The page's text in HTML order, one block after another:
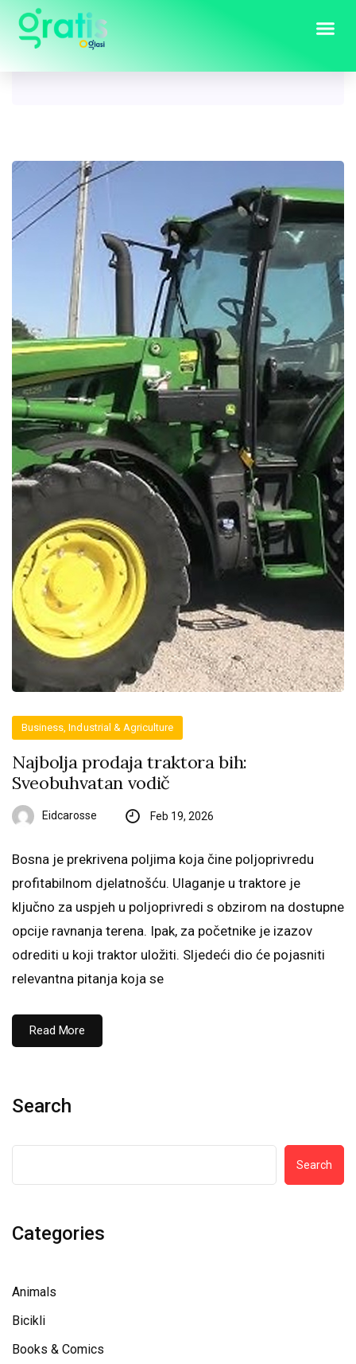
Tag:prodaja traktora bih
Business, Industrial & Agriculture
Najbolja prodaja traktora bih:
Sveobuhvatan vodič
Eidcarosse Feb 19, 2026
Bosna je prekrivena poljima koja čine poljoprivredu
profitabilnom djelatnošću. Ulaganje u traktore je
ključno za uspjeh u poljoprivredi s obzirom na dostupne
opcije ravnanja terena. Ipak, za početnike je izazov
odrediti u koji traktor uložiti. Sljedeći dio će pojasniti
relevantna pitanja koja se
Read More
Search
Search
Categories
Animals
Bicikli
Books & Comics